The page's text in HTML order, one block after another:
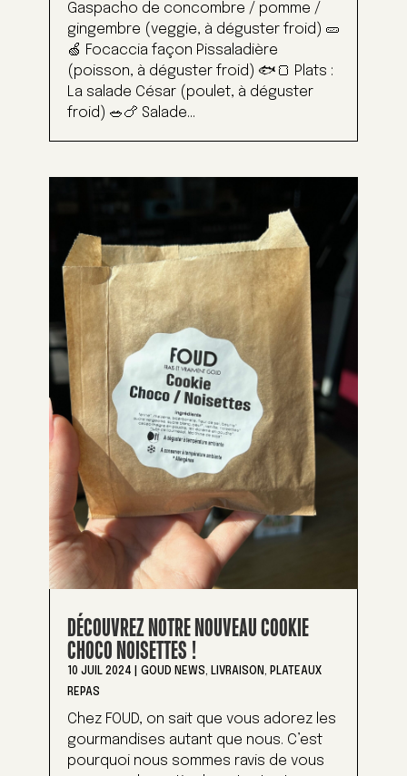
Gaspacho de concombre / pomme /
gingembre (veggie, à déguster froid) 🥒
🍏 Focaccia façon Pissaladière
(poisson, à déguster froid) 🐟🍞 Plats :
La salade César (poulet, à déguster
froid) 🥗🍗 Salade...
DÉCOUVREZ NOTRE NOUVEAU COOKIE
CHOCO NOISETTES !
10 JUIL 2024 GOUD NEWS, LIVRAISON, PLATEAUX
REPAS
Chez FOUD, on sait que vous adorez les
gourmandises autant que nous. C’est
pourquoi nous sommes ravis de vous